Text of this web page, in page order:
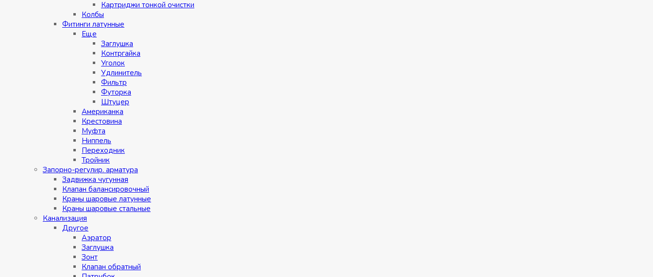
Картриджи тонкой очистки
Колбы
Фитинги латунные
Eщe
Заглушка
Контргайка
Уголок
Удлинитель
Фильтр
Футорка
Штуцер
Американка
Крестовина
Муфта
Ниппель
Переходник
Тройник
Запорно-регулир. арматура
Задвижка чугунная
Клапан балансировочный
Краны шаровые латунные
Краны шаровые стальные
Канализация
Другое
Аэратор
Заглушкa
Зонт
Клапан обратный